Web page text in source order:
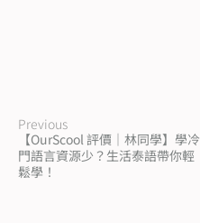
Previous
【OurScool 評價｜林同學】學冷
門語言資源少？生活泰語帶你輕
鬆學！